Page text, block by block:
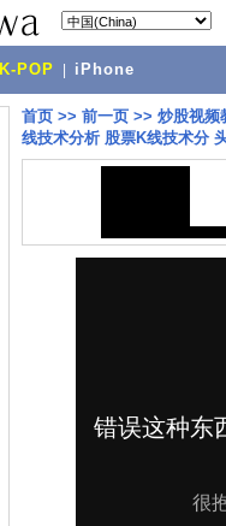
K-POP iPhone
首页 >> 前一页 >> 炒股视频
线技术分析 股票K线技术分